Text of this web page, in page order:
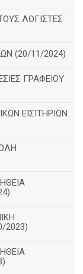
ΛΟΓΙΣΤΕΣ
(20/11/2024)
ΓΡΑΦΕΙΟΥ
ΕΙΣΙΤΗΡΙΩΝ
2023)